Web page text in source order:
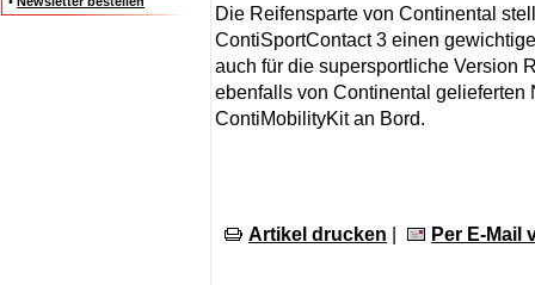
Die Reifensparte von Continental
ContiSportContact 3 einen
auch für die supersportliche Version
ebenfalls von Continental gelieferten
ContiMobilityKit an Bord.
Artikel drucken Per E-Mail